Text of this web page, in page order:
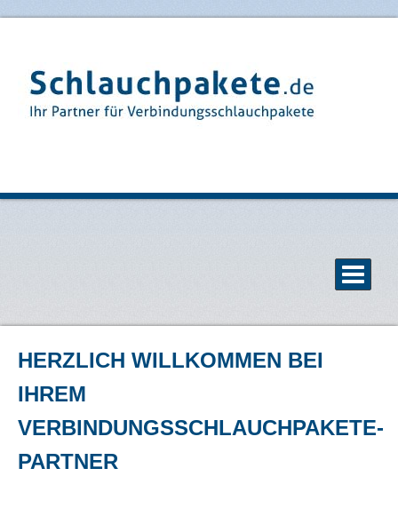
HERZLICH WILLKOMMEN BEI
IHREM
VERBINDUNGSSCHLAUCHPAKETE-
PARTNER